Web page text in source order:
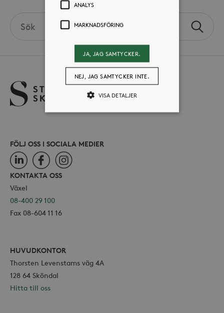
the
Sök
FÖLJ OSS I SOCIALA MEDIER
LinkedInFacebookInstagram
KONTAKTA OSS
Växel
08-400 29 100
Fax 08-604 11 16
HUVUDKONTOR
Thorsten Levenstams väg 4A
128 64 Sköndal
Hitta till oss
ANALYS
MARKNADSFÖRING
JA, JAG SAMTYCKER.
NEJ, JAG SAMTYCKER INTE.
VISA DETALJER
Marknadsföring
Strikt nödvändiga kakor tillåter
kärnwebbplatsfunktioner som